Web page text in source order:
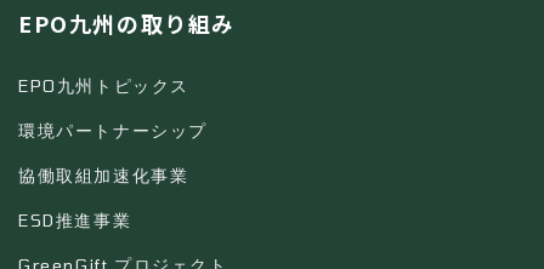
EPO九州の取り組み
EPO九州トピックス
環境パートナーシップ
協働取組加速化事業
ESD推進事業
GreenGift プロジェクト